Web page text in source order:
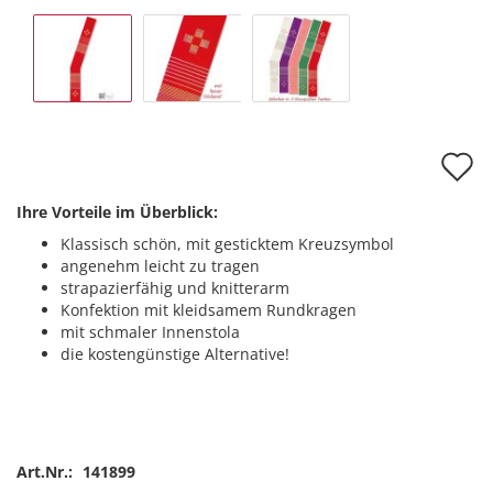
Ihre Vorteile im Überblick:
Klassisch schön, mit gesticktem Kreuzsymbol
angenehm leicht zu tragen
strapazierfähig und knitterarm
Konfektion mit kleidsamem Rundkragen
mit schmaler Innenstola
die kostengünstige Alternative!
Art.Nr.: 141899